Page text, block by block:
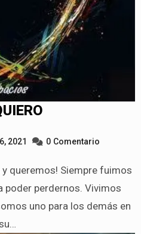
2021 0 Comentario
poder perdernos. Vivimos
uno para los demás en